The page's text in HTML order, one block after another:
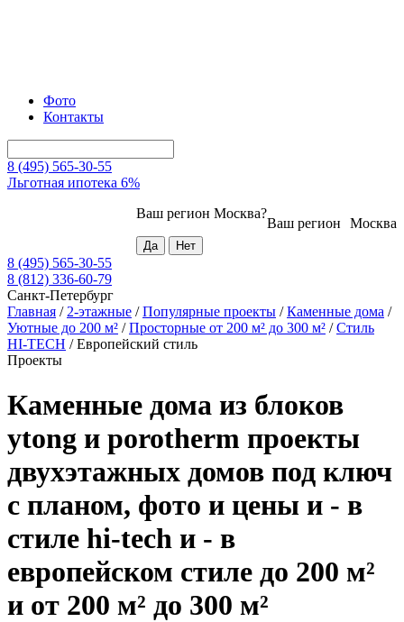
Фото
Контакты
8 (495) 565-30-55
Льготная ипотека 6%
Москва
Ваш регион
Ваш регион Москва?
8 (495) 565-30-55
8 (812) 336-60-79
Санкт-Петербург
Главная / 2-этажные /Популярные проекты /Каменные дома /
Уютные до 200 м² /Просторные от 200 м² до 300 м² /Стиль
HI-TECH /Европейский стиль
Проекты
Каменные дома из блоков
ytong и porotherm проекты
двухэтажных домов под ключ
с планом, фото и цены и - в
стиле hi-tech и - в
европейском стиле до 200 м²
и от 200 м² до 300 м²